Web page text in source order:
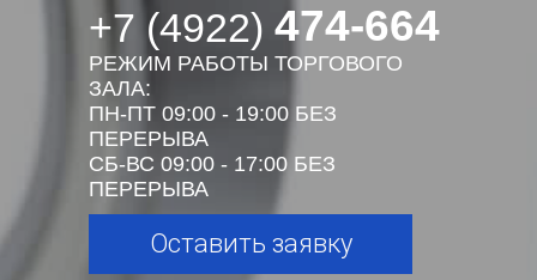
+7 (4922) 474-664
РЕЖИМ РАБОТЫ ТОРГОВОГО
ЗАЛА:
ПН-ПТ 09:00 - 19:00 БЕЗ
ПЕРЕРЫВА
СБ-ВС 09:00 - 17:00 БЕЗ
ПЕРЕРЫВА
Оставить заявку